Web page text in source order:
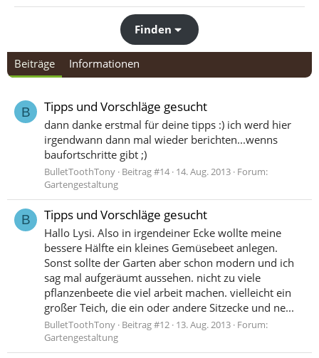
Finden
Beiträge Informationen
B Tipps und Vorschläge gesucht
dann danke erstmal für deine tipps :) ich werd hier
irgendwann dann mal wieder berichten...wenns
baufortschritte gibt ;)
BulletToothTony Beitrag #14 14. Aug. 2013 Forum:
Gartengestaltung
B Tipps und Vorschläge gesucht
Hallo Lysi. Also in irgendeiner Ecke wollte meine
bessere Hälfte ein kleines Gemüsebeet anlegen.
Sonst sollte der Garten aber schon modern und ich
sag mal aufgeräumt aussehen. nicht zu viele
pflanzenbeete die viel arbeit machen. vielleicht ein
großer Teich, die ein oder andere Sitzecke und ne...
BulletToothTony Beitrag #12 13. Aug. 2013 Forum:
Gartengestaltung